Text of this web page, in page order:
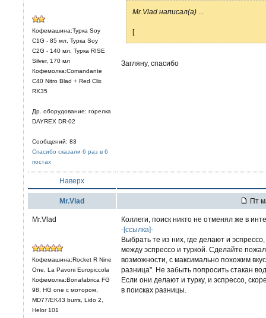
Кофемашина:Турка Soy
C1G - 85 мл, Турка Soy
C2G - 140 мл, Турка RISE
Silver, 170 мл
Кофемолка:Comandante
C40 Nitro Blad + Red Clix
RX35
Др. оборудование: горелка
DAYREX DR-02
Сообщений: 83
Спасибо сказали 6 раз в 6
постах
Mr.Vlad написал(а)
[
Загляну, спасибо
Наверх
Mr.Vlad Пт
Mr.Vlad
Кофемашина:Rocket R Nine
One, La Pavoni Europiccola
Кофемолка:Bonafabrica FG
98, HG one с мотором,
MD77/EK43 burrs, Lido 2,
Helor 101
Коллеги, поиск никто не отменял же в
-[ссылка]-
Выбрать те из них, где делают и
между эспрессо и туркой. Сделайте
возможности, с максимально похожим
разница". Не забыть попросить стакан
Если они делают и турку, и эспрессо,
в поисках разницы.